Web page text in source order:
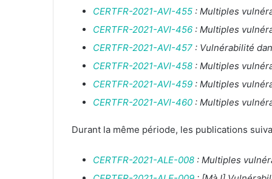
CERTFR-2021-AVI-455 : Multiples
CERTFR-2021-AVI-456 : Multiples
CERTFR-2021-AVI-457 : Vulnérabilité
CERTFR-2021-AVI-458 : Multiples
CERTFR-2021-AVI-459 : Multiples
CERTFR-2021-AVI-460 : Multiples
Durant la même période, les publications
CERTFR-2021-ALE-008 : Multiples